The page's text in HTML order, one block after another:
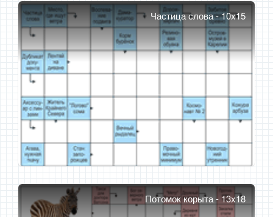
Частица слова - 10x15
Потомок корыта - 13x18